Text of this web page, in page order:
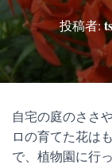
投稿者:
自宅の庭のささ
ロの育てた花は
で、植物園に行